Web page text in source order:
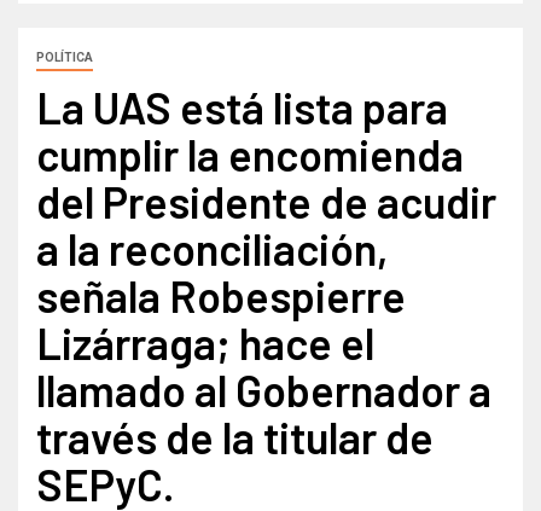
POLÍTICA
La UAS está lista para
cumplir la encomienda
del Presidente de acudir
a la reconciliación,
señala Robespierre
Lizárraga; hace el
llamado al Gobernador a
través de la titular de
SEPyC.